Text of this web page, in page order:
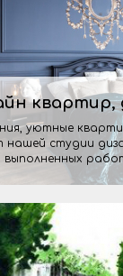
квартир,
уютные
нашей студии
выполненных